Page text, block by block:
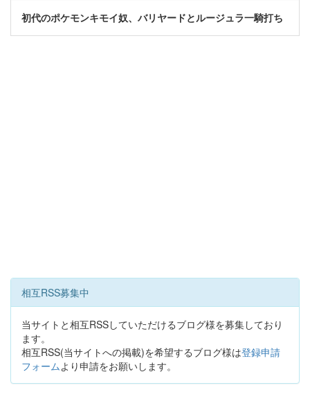
初代のポケモンキモイ奴、バリヤードとルージュラ一騎打ち
相互RSS募集中
当サイトと相互RSSしていただけるブログ様を募集しており
ます。
相互RSS(当サイトへの掲載)を希望するブログ様は登録申請
フォームより申請をお願いします。